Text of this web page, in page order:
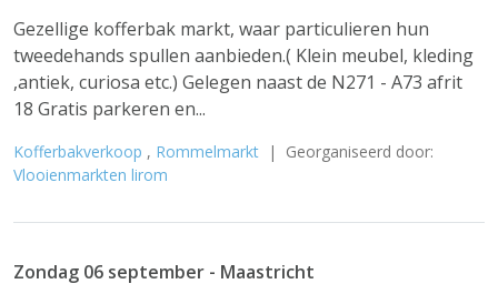
Gezellige kofferbak markt, waar particulieren hun
tweedehands spullen aanbieden.( Klein meubel, kleding
,antiek, curiosa etc.) Gelegen naast de N271 - A73 afrit
18 Gratis parkeren en...
Kofferbakverkoop , Rommelmarkt | Georganiseerd door:
Vlooienmarkten lirom
Zondag 06 september - Maastricht